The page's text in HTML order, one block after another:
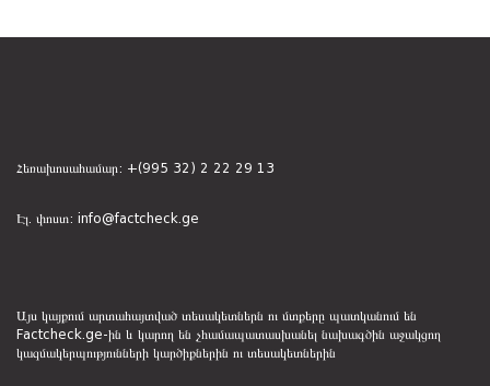
Հեռախոսահամար: +(995 32) 2 22 29 13
Էլ. փոստ: info@factcheck.ge
Այս կայքում արտահայտված տեսակետներն ու մտքերը պատկանում են
Factcheck.ge-ին և կարող են չհամապատասխանել նախագծին աջակցող
կազմակերպությունների կարծիքներին ու տեսակետներին